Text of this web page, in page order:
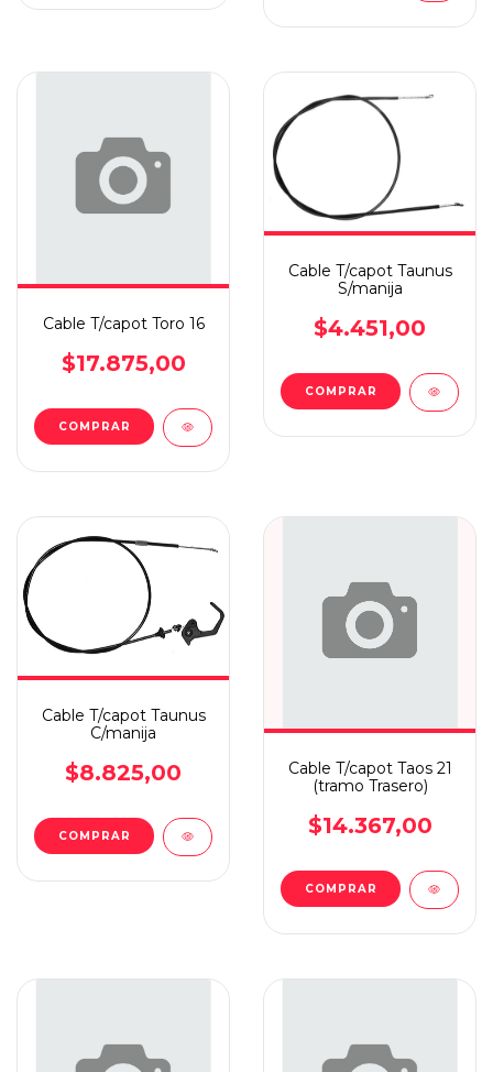
Cable T/capot Toro 16
$17.875,00
COMPRAR
Cable T/capot Taunus
S/manija
$4.451,00
COMPRAR
Cable T/capot Taunus
C/manija
$8.825,00
COMPRAR
Cable T/capot Taos 21
(tramo Trasero)
$14.367,00
COMPRAR